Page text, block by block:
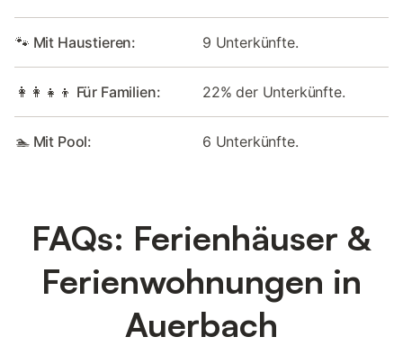
🐾 Mit Haustieren: 9 Unterkünfte.
👩‍👩‍👧‍👦 Für Familien: 22% der Unterkünfte.
🏊 Mit Pool: 6 Unterkünfte.
FAQs: Ferienhäuser &
Ferienwohnungen in
Auerbach